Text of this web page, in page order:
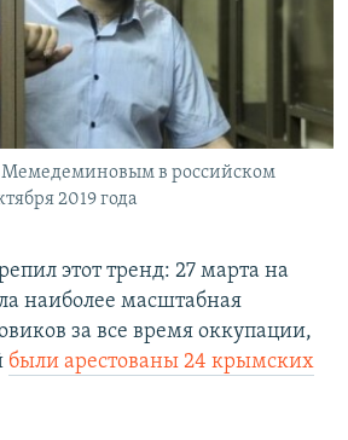
в российском
2019 года
этот тренд: 27 марта на
наиболее масштабная
за все время оккупации,
были арестованы 24 крымских